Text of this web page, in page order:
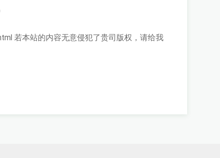
若本站的内容无意侵犯了贵司版权，请给我